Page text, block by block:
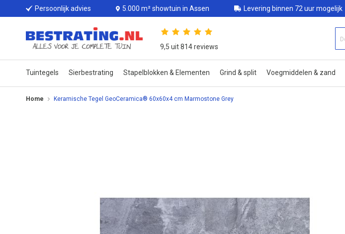
Persoonlijk advies 5.000 m² showtuin in Assen Levering binnen 72 uur mogelijk
9,5 uit 814 reviews
Tuintegels Sierbestrating Stapelblokken & Elementen Grind & split Voegmiddelen & zand
Home Keramische Tegel GeoCeramica® 60x60x4 cm Marmostone Grey